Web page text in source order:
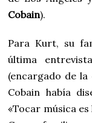
Cobain).
Para Kurt, su
última
(encargado de
Cobain había
«Tocar música es